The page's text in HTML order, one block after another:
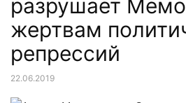
разрушает
жертвам
репрессий
22.06.2019